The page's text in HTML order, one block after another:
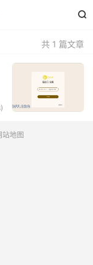

共 1 篇文章
)
站地图